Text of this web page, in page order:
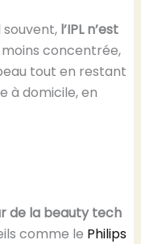
l’IPL n’est
concentrée,
tout en restant
à domicile, en
de la beauty tech
comme le Philips